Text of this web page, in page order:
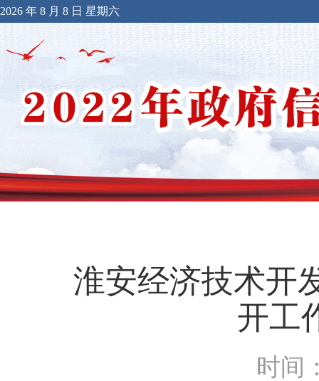
2026 年 8 月 8 日 星期六
淮安经济技术开
开工
时间